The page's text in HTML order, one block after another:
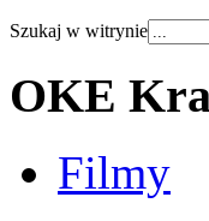
Szukaj w witrynie
OKE
Filmy